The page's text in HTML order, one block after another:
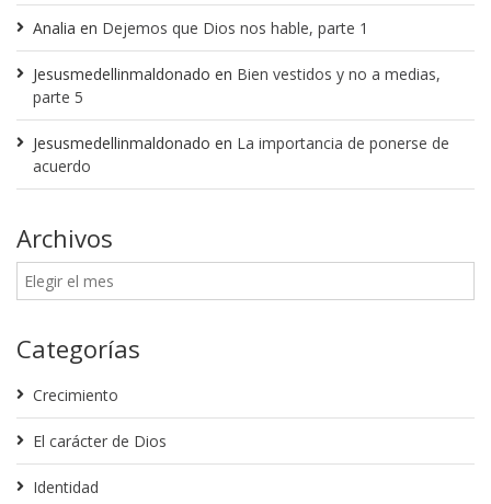
Analia en Dejemos que Dios nos hable, parte 1
Jesusmedellinmaldonado en Bien vestidos y no a medias,
parte 5
Jesusmedellinmaldonado en La importancia de ponerse de
acuerdo
Archivos
Categorías
Crecimiento
El carácter de Dios
Identidad